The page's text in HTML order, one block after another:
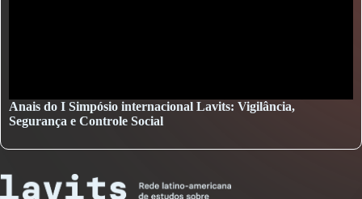
Anais do I Simpósio internacional Lavits: Vigilância,
Segurança e Controle Social